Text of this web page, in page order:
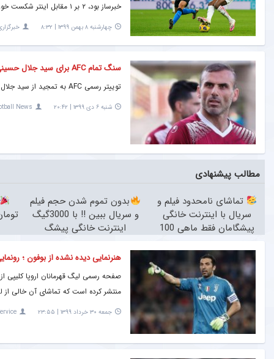
خبرساز بود، ۲ بر ۱ مقابل اینتر شکست خورد و از این جام خداحافظی کرد.
چهارشنبه ۸ بهمن ۱۳۹۹ | ۸:۳۲
سنگ تمام AFC برای سید جلال حسینی و رکورد دست نیافتنی اش + سند
توییتر رسمی AFC به تمجید از سید جلال حسینی پرداخت.
شنبه ۶ دی ۱۳۹۹ | ۲۰:۴۲ News
مطالب پیشنهادی
تماشای نامحدود فیلم و
سریال با اینترنت خانگی
پیشگامان فقط ماهی 100
بدون تموم شدن حجم فیلم
و سریال ببین !! با 3000گیگ
اینترنت خانگی پیشگ
هنرنمایی دیده نشده از بوفون ؛
صفحه رسمی لیگ قهرمانان اروپا کلیپی
منتشر کرده است که تماشای آن خالی
جمعه ۳۰ خرداد ۱۳۹۹ | ۲۳:۵۵